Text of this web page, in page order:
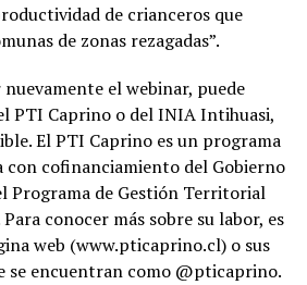
de crianceros que
de zonas rezagadas”.
nuevamente el webinar, puede
PTI Caprino o del INIA Intihuasi,
El PTI Caprino es un programa
con cofinanciamiento del Gobierno
Programa de Gestión Territorial
Para conocer más sobre su labor, es
web (www.pticaprino.cl) o sus
se encuentran como @pticaprino.